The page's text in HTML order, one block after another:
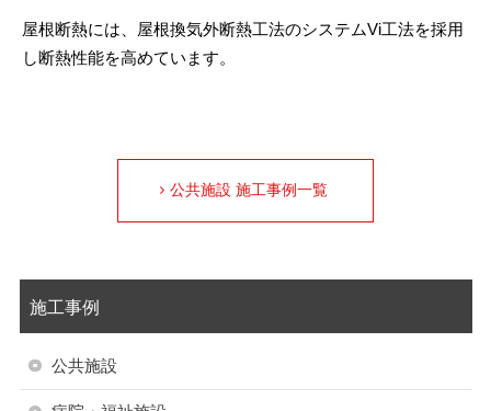
屋根断熱には、屋根換気外断熱工法のシステムVi工法を採用
し断熱性能を高めています。
公共施設 施工事例一覧
施工事例
公共施設